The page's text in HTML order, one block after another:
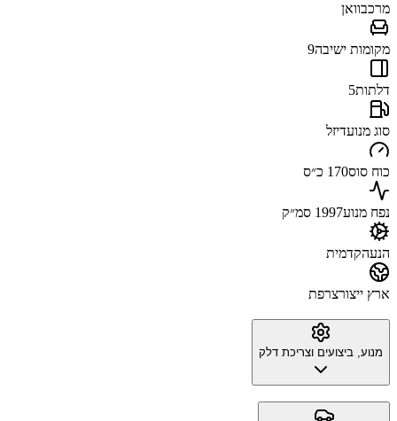
מרכבוואן
מקומות ישיבה9
דלתות5
סוג מנועדיזל
כוח סוס170 כ״ס
נפח מנוע1997 סמ״ק
הנעהקדמית
ארץ ייצורצרפת
מנוע, ביצועים וצריכת דלק